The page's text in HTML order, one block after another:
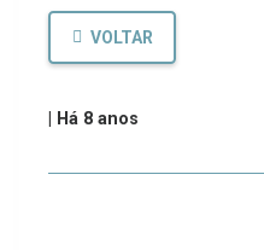
VOLTAR
Há 8 anos